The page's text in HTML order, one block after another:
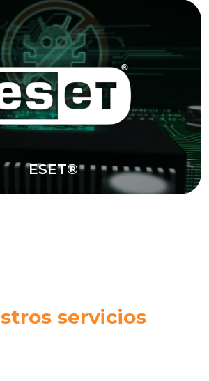
TeamViwer
de soluciones de acceso
soporte técnico a distancia,
la colaboración y resolución de
problemas.
Soluciones TeamViwer
ESET®
servicios